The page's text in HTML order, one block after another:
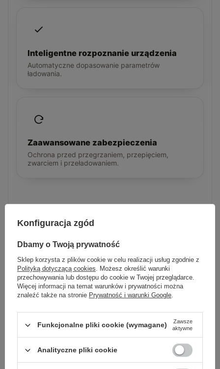
Inteligentne rozpoznanie urządzenia
Automatyczne dopasowanie parametrów
ładowania.
Zaawansowane zabezpieczenia
Ochrona przed przegrzaniem, przepięciem,
zwarciem i przeładowaniem.
Detale, które robią różnicę
Konfiguracja zgód
Dbamy o Twoją prywatność
Sklep korzysta z plików cookie w celu realizacji usług zgodnie z
Polityką dotyczącą cookies. Możesz określić warunki
przechowywania lub dostępu do cookie w Twojej przeglądarce.
Więcej informacji na temat warunków i prywatności można
znaleźć także na stronie Prywatność i warunki Google.
Funkcjonalne pliki cookie (wymagane)
Zawsze
aktywne
Analityczne pliki cookie